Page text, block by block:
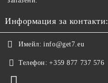
Информация за контакти:
Имейл: info@get7.eu
Телефон: +359 877 737 576